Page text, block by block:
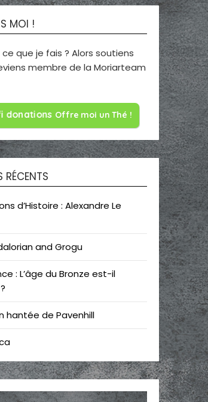
MOI !
ce que je fais ? Alors soutiens
membre de la Moriarteam
Offre moi un Thé !
RÉCENTS
d’Histoire : Alexandre Le
and Grogu
: L’âge du Bronze est-il
hantée de Pavenhill